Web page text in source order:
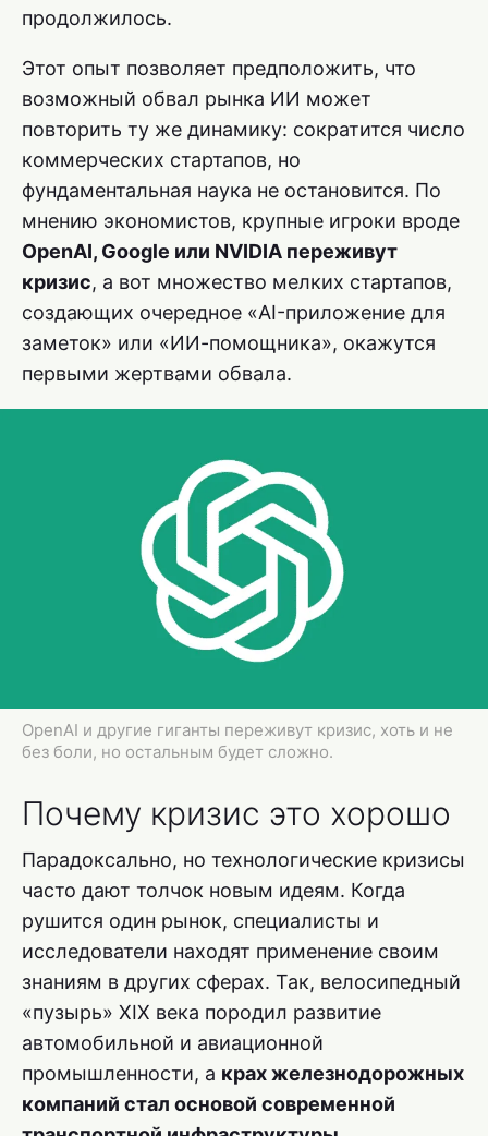
продолжилось.
Этот опыт позволяет предположить, что
возможный обвал рынка ИИ может
повторить ту же динамику: сократится число
коммерческих стартапов, но
фундаментальная наука не остановится. По
мнению экономистов, крупные игроки вроде
OpenAI, Google или NVIDIA переживут
кризис, а вот множество мелких стартапов,
создающих очередное «AI-приложение для
заметок» или «ИИ-помощника», окажутся
первыми жертвами обвала.
OpenAI и другие гиганты переживут кризис, хоть и не
без боли, но остальным будет сложно.
Почему кризис это хорошо
Парадоксально, но технологические кризисы
часто дают толчок новым идеям. Когда
рушится один рынок, специалисты и
исследователи находят применение своим
знаниям в других сферах. Так, велосипедный
«пузырь» XIX века породил развитие
автомобильной и авиационной
промышленности, а крах железнодорожных
компаний стал основой современной